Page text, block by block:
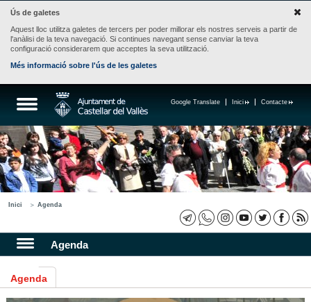
Ús de galetes
Aquest lloc utilitza galetes de tercers per poder millorar els nostres serveis a partir de
l'anàlisi de la teva navegació. Si continues navegant sense canviar la teva
configuració considerarem que acceptes la seva utilització.
Més informació sobre l'ús de les galetes
Contacte
Inici
Google Translate
Inici Agenda
Agenda
Agenda